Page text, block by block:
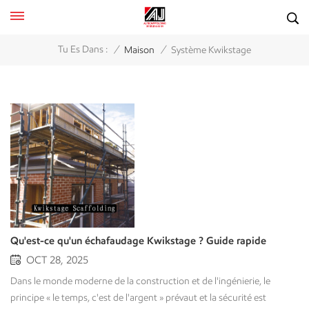
Tu Es Dans : / Maison / Système Kwikstage
Qu'est-ce qu'un échafaudage Kwikstage ? Guide rapide
OCT 28, 2025
Dans le monde moderne de la construction et de l'ingénierie, le
principe « le temps, c'est de l'argent » prévaut et la sécurité est